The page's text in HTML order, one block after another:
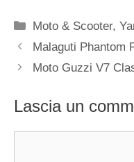
Categorie
Moto & Scooter,
Malaguti Phantom
Moto Guzzi V7
Lascia un